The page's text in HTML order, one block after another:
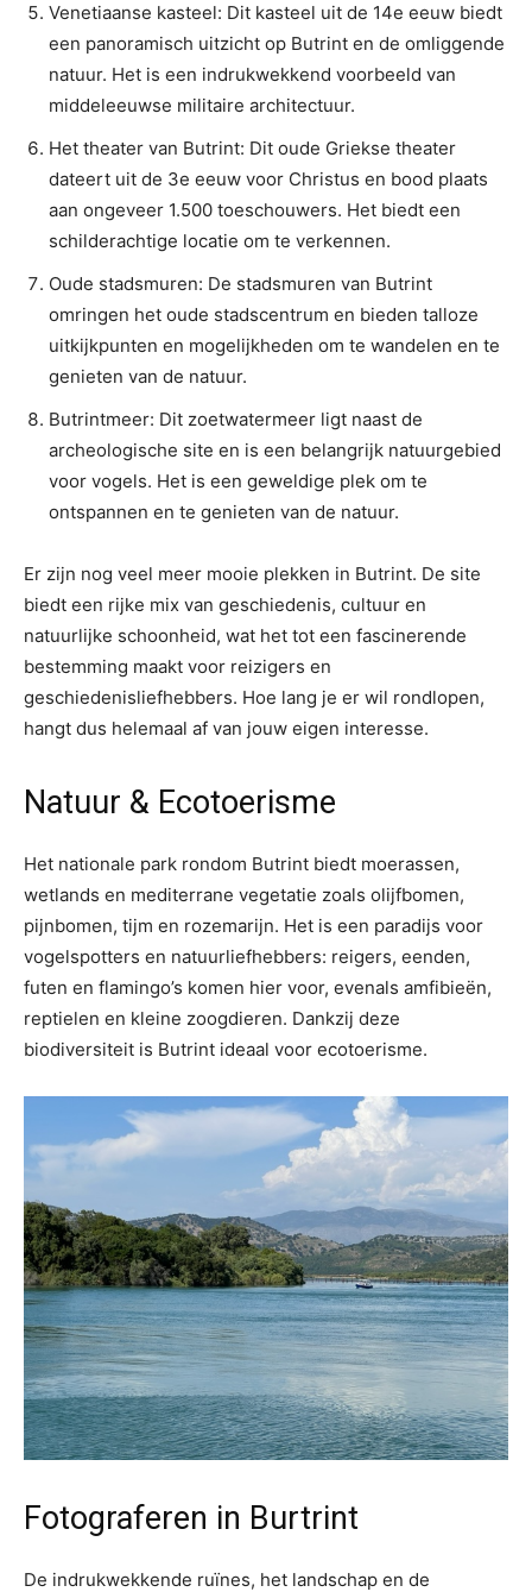
Venetiaanse kasteel: Dit kasteel uit de 14e eeuw biedt
een panoramisch uitzicht op Butrint en de omliggende
natuur. Het is een indrukwekkend voorbeeld van
middeleeuwse militaire architectuur.
Het theater van Butrint: Dit oude Griekse theater
dateert uit de 3e eeuw voor Christus en bood plaats
aan ongeveer 1.500 toeschouwers. Het biedt een
schilderachtige locatie om te verkennen.
Oude stadsmuren: De stadsmuren van Butrint
omringen het oude stadscentrum en bieden talloze
uitkijkpunten en mogelijkheden om te wandelen en te
genieten van de natuur.
Butrintmeer: Dit zoetwatermeer ligt naast de
archeologische site en is een belangrijk natuurgebied
voor vogels. Het is een geweldige plek om te
ontspannen en te genieten van de natuur.
Er zijn nog veel meer mooie plekken in Butrint. De site
biedt een rijke mix van geschiedenis, cultuur en
natuurlijke schoonheid, wat het tot een fascinerende
bestemming maakt voor reizigers en
geschiedenisliefhebbers. Hoe lang je er wil rondlopen,
hangt dus helemaal af van jouw eigen interesse.
Natuur & Ecotoerisme
Het nationale park rondom Butrint biedt moerassen,
wetlands en mediterrane vegetatie zoals olijfbomen,
pijnbomen, tijm en rozemarijn. Het is een paradijs voor
vogelspotters en natuurliefhebbers: reigers, eenden,
futen en flamingo’s komen hier voor, evenals amfibieën,
reptielen en kleine zoogdieren. Dankzij deze
biodiversiteit is Butrint ideaal voor ecotoerisme.
Fotograferen in Burtrint
De indrukwekkende ruïnes, het landschap en de